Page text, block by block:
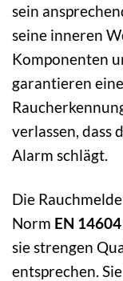
sein
seine inneren
Komponenten
garantieren
verlassen, dass
Alarm schlägt.
Die
Norm EN 14604
sie strengen
entsprechen.